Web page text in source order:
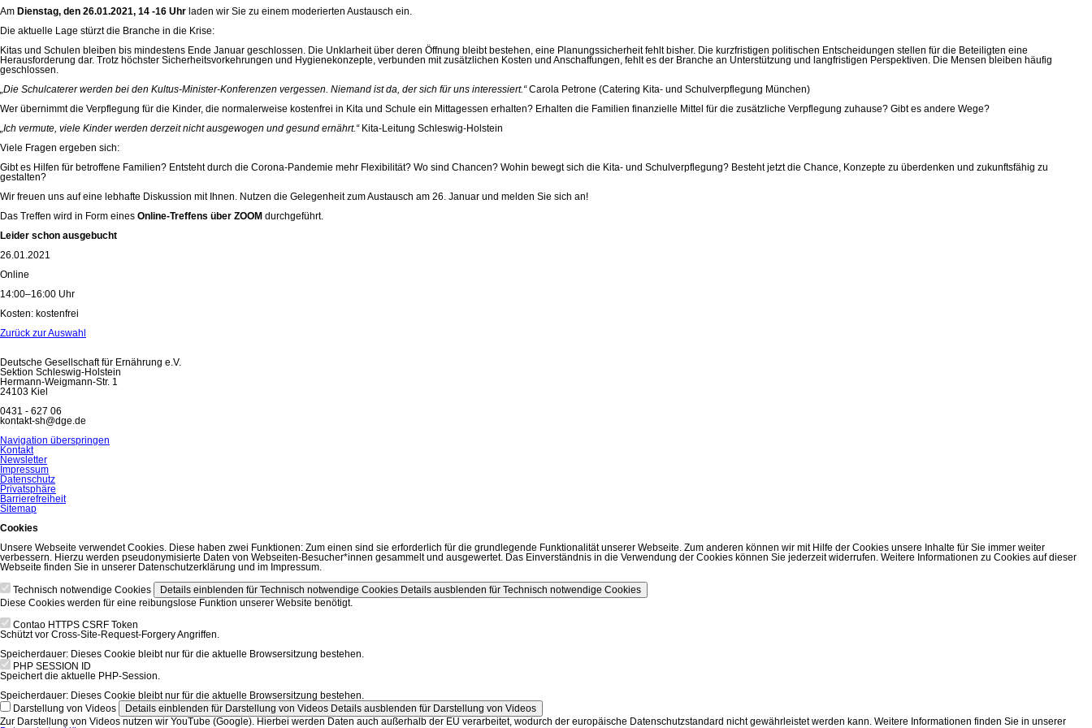
Am Dienstag, den 26.01.2021, 14 -16 Uhr laden wir Sie zu einem moderierten Austausch ein.
Die aktuelle Lage stürzt die Branche in die Krise:
Kitas und Schulen bleiben bis mindestens Ende Januar geschlossen. Die Unklarheit über deren Öffnung bleibt bestehen, eine Planungssicherheit fehlt bisher. Die kurzfristigen politischen Entscheidungen stellen für die Beteiligten eine
Herausforderung dar. Trotz höchster Sicherheitsvorkehrungen und Hygienekonzepte, verbunden mit zusätzlichen Kosten und Anschaffungen, fehlt es der Branche an Unterstützung und langfristigen Perspektiven. Die Mensen bleiben häufig
geschlossen.
„Die Schulcaterer werden bei den Kultus-Minister-Konferenzen vergessen. Niemand ist da, der sich für uns interessiert.“Carola Petrone (Catering Kita- und Schulverpflegung München)
Wer übernimmt die Verpflegung für die Kinder, die normalerweise kostenfrei in Kita und Schule ein Mittagessen erhalten? Erhalten die Familien finanzielle Mittel für die zusätzliche Verpflegung zuhause? Gibt es andere Wege?
„Ich vermute, viele Kinder werden derzeit nicht ausgewogen und gesund ernährt.“Kita-Leitung Schleswig-Holstein
Viele Fragen ergeben sich:
Gibt es Hilfen für betroffene Familien? Entsteht durch die Corona-Pandemie mehr Flexibilität? Wo sind Chancen? Wohin bewegt sich die Kita- und Schulverpflegung? Besteht jetzt die Chance, Konzepte zu überdenken und zukunftsfähig zu
gestalten?
Wir freuen uns auf eine lebhafte Diskussion mit Ihnen. Nutzen die Gelegenheit zum Austausch am 26. Januar und melden Sie sich an!
Das Treffen wird in Form eines Online-Treffens über ZOOM durchgeführt.
Leider schon ausgebucht
26.01.2021
Online
14:00–16:00 Uhr
Kosten: kostenfrei
Zurück zur Auswahl
Deutsche Gesellschaft für Ernährung e.V.
Sektion Schleswig-Holstein
Hermann-Weigmann-Str. 1
24103 Kiel
0431 - 627 06
kontakt-sh@dge.de
Navigation überspringen
Kontakt
Newsletter
Impressum
Datenschutz
Privatsphäre
Barrierefreiheit
Sitemap
Cookies
Unsere Webseite verwendet Cookies. Diese haben zwei Funktionen: Zum einen sind sie erforderlich für die grundlegende Funktionalität unserer Webseite. Zum anderen können wir mit Hilfe der Cookies unsere Inhalte für Sie immer weiter
verbessern. Hierzu werden pseudonymisierte Daten von Webseiten-Besucher*innen gesammelt und ausgewertet. Das Einverständnis in die Verwendung der Cookies können Sie jederzeit widerrufen. Weitere Informationen zu Cookies auf dieser
Webseite finden Sie in unserer Datenschutzerklärung und im Impressum.
Technisch notwendige Cookies
Details einblenden für Technisch notwendige Cookies Details ausblenden für Technisch notwendige Cookies
Diese Cookies werden für eine reibungslose Funktion unserer Website benötigt.
Contao HTTPS CSRF Token
Schützt vor Cross-Site-Request-Forgery Angriffen.
Speicherdauer: Dieses Cookie bleibt nur für die aktuelle Browsersitzung bestehen.
PHP SESSION ID
Speichert die aktuelle PHP-Session.
Speicherdauer: Dieses Cookie bleibt nur für die aktuelle Browsersitzung bestehen.
Darstellung von Videos
Details einblenden für Darstellung von Videos Details ausblenden für Darstellung von Videos
Zur Darstellung von Videos nutzen wir YouTube (Google). Hierbei werden Daten auch außerhalb der EU verarbeitet, wodurch der europäische Datenschutzstandard nicht gewährleistet werden kann. Weitere Informationen finden Sie in unserer